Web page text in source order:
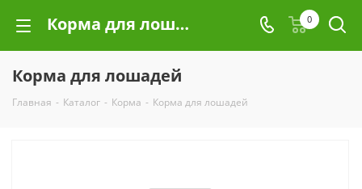
Корма для лошадей 0
Корма для лошадей
Главная - Каталог - Корма - Корма для лошадей